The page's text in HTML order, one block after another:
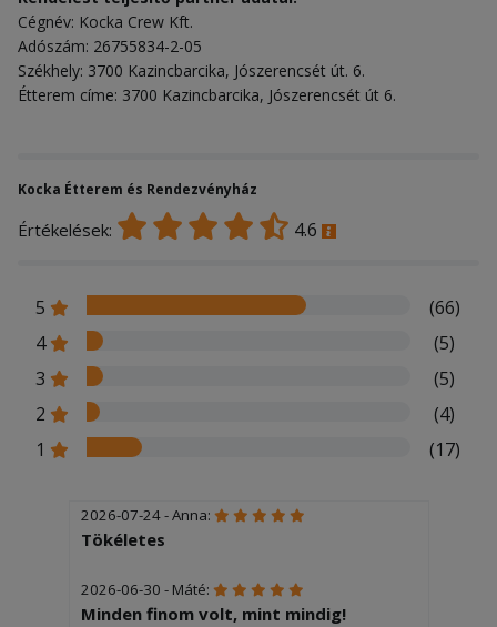
Cégnév: Kocka Crew Kft.
Adószám: 26755834-2-05
Székhely: 3700 Kazincbarcika, Jószerencsét út. 6.
Étterem címe: 3700 Kazincbarcika, Jószerencsét út 6.
Kocka Étterem és Rendezvényház
Értékelések: 4.6
5
(66)
4
(5)
3
(5)
2
(4)
1
(17)
2026-07-24 - Anna:
Tökéletes
2026-06-30 - Máté:
Minden finom volt, mint mindig!